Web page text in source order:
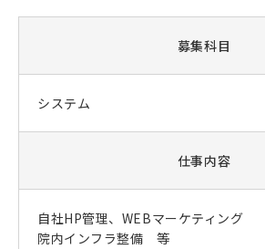
募集科目
システム
仕事内容
自社HP管理、WEBマーケティング
院内インフラ整備 等